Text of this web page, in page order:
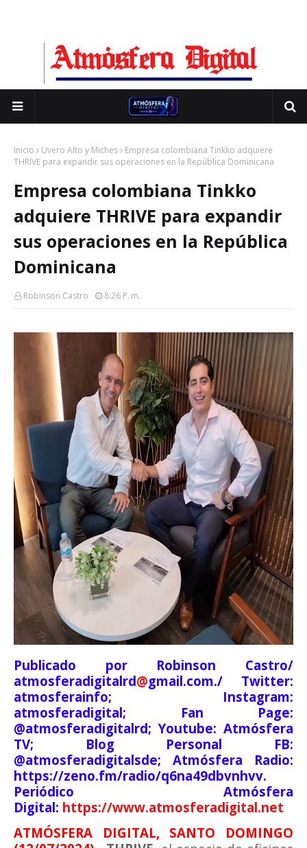
Inicio Uvero Alto y Miches
Empresa colombiana Tinkko adquiere
THRIVE para expandir sus operaciones en la República Dominicana
Empresa colombiana Tinkko
adquiere THRIVE para expandir
sus operaciones en la República
Dominicana
Robinson Castro 8:26 P. M.
Publicado por Robinson Castro/
atmosferadigitalrd@gmail.com./ Twitter:
atmosferainfo; Instagram:
atmosferadigital; Fan Page:
@atmosferadigitalrd; Youtube: Atmósfera
TV; Blog Personal FB:
@atmosferadigitalsde; Atmósfera Radio:
https://zeno.fm/radio/q6na49dbvnhvv.
Periódico Atmósfera
Digital: https://www.atmosferadigital.net
ATMÓSFERA DIGITAL, SANTO DOMINGO